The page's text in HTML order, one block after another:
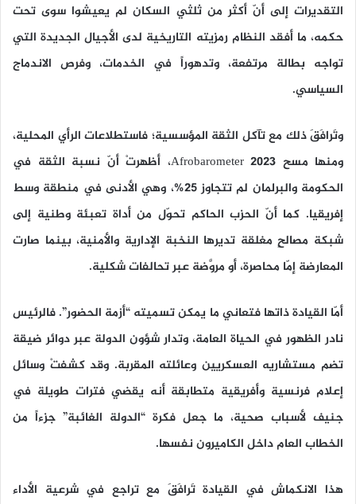
التقديرات إلى أنّ أكثر من ثلثي السكان لم يعيشوا سوى تحت
حكمه، ما أفقد النظام رمزيته التاريخية لدى الأجيال الجديدة التي
تواجه بطالة مرتفعة، وتدهوراً في الخدمات، وفرص الاندماج
السياسي.
وتَرافَقَ ذلك مع تآكل الثقة المؤسسية؛ فاستطلاعات الرأي المحلية،
ومنها مسح Afrobarometer 2023، أظهرتْ أنّ نسبة الثقة في
الحكومة والبرلمان لم تتجاوز 25%، وهي الأدنى في منطقة وسط
إفريقيا. كما أنّ الحزب الحاكم تحوّل من أداة تعبئة وطنية إلى
شبكة مصالحٍ مغلقة تديرها النخبة الإدارية والأمنية، بينما صارت
المعارضة إمّا محاصرة، أو مروَّضة عبر تحالفات شكلية.
أمّا القيادة ذاتها فتعاني ما يمكن تسميته “أزمة الحضور”. فالرئيس
نادر الظهور في الحياة العامة، وتدار شؤون الدولة عبر دوائر ضيقة
تضم مستشاريه العسكريين وعائلته المقربة. وقد كشفتْ وسائل
إعلام فرنسية وأفريقية متطابقة أنه يقضي فترات طويلة في
جنيف لأسباب صحية، ما جعل فكرة “الدولة الغائبة” جزءاً من
الخطاب العام داخل الكاميرون نفسها.
هذا الانكماش في القيادة تَرافَقَ مع تراجع في شرعية الأداء